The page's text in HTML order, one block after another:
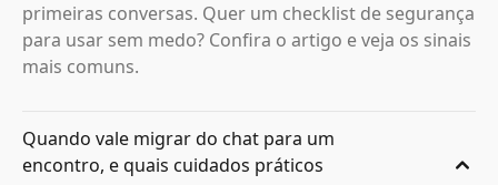
primeiras conversas. Quer um checklist de segurança
para usar sem medo? Confira o artigo e veja os sinais
mais comuns.
Quando vale migrar do chat para um
encontro, e quais cuidados práticos